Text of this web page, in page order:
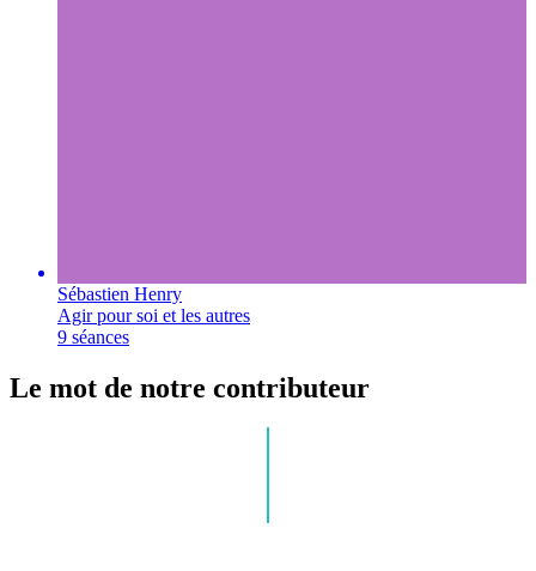
Sébastien Henry
Agir pour soi et les autres
9 séances
Le mot de notre contributeur